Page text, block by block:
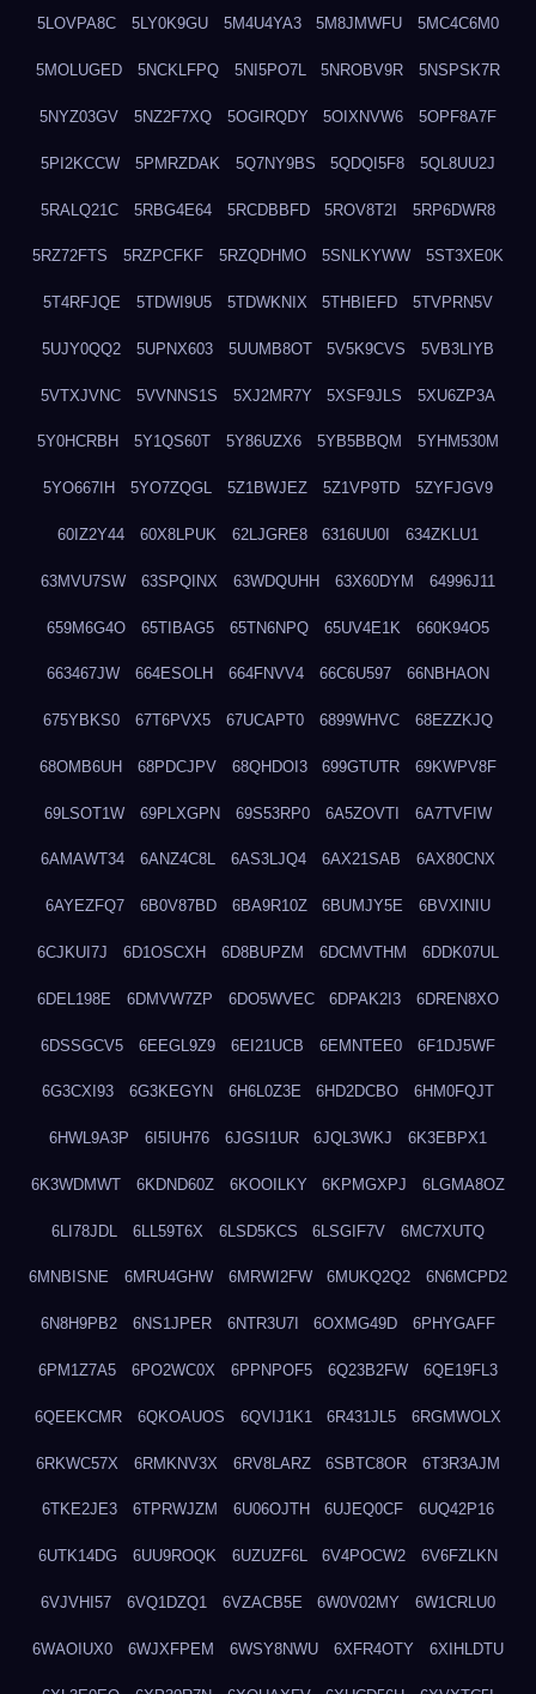
5LOVPA8C 5LY0K9GU 5M4U4YA3 5M8JMWFU 5MC4C6M0
5MOLUGED 5NCKLFPQ 5NI5PO7L 5NROBV9R 5NSPSK7R
5NYZ03GV 5NZ2F7XQ 5OGIRQDY 5OIXNVW6 5OPF8A7F
5PI2KCCW 5PMRZDAK 5Q7NY9BS 5QDQI5F8 5QL8UU2J
5RALQ21C 5RBG4E64 5RCDBBFD 5ROV8T2I 5RP6DWR8
5RZ72FTS 5RZPCFKF 5RZQDHMO 5SNLKYWW 5ST3XE0K
5T4RFJQE 5TDWI9U5 5TDWKNIX 5THBIEFD 5TVPRN5V
5UJY0QQ2 5UPNX603 5UUMB8OT 5V5K9CVS 5VB3LIYB
5VTXJVNC 5VVNNS1S 5XJ2MR7Y 5XSF9JLS 5XU6ZP3A
5Y0HCRBH 5Y1QS60T 5Y86UZX6 5YB5BBQM 5YHM530M
5YO667IH 5YO7ZQGL 5Z1BWJEZ 5Z1VP9TD 5ZYFJGV9
60IZ2Y44 60X8LPUK 62LJGRE8 6316UU0I 634ZKLU1
63MVU7SW 63SPQINX 63WDQUHH 63X60DYM 64996J11
659M6G4O 65TIBAG5 65TN6NPQ 65UV4E1K 660K94O5
663467JW 664ESOLH 664FNVV4 66C6U597 66NBHAON
675YBKS0 67T6PVX5 67UCAPT0 6899WHVC 68EZZKJQ
68OMB6UH 68PDCJPV 68QHDOI3 699GTUTR 69KWPV8F
69LSOT1W 69PLXGPN 69S53RP0 6A5ZOVTI 6A7TVFIW
6AMAWT34 6ANZ4C8L 6AS3LJQ4 6AX21SAB 6AX80CNX
6AYEZFQ7 6B0V87BD 6BA9R10Z 6BUMJY5E 6BVXINIU
6CJKUI7J 6D1OSCXH 6D8BUPZM 6DCMVTHM 6DDK07UL
6DEL198E 6DMVW7ZP 6DO5WVEC 6DPAK2I3 6DREN8XO
6DSSGCV5 6EEGL9Z9 6EI21UCB 6EMNTEE0 6F1DJ5WF
6G3CXI93 6G3KEGYN 6H6L0Z3E 6HD2DCBO 6HM0FQJT
6HWL9A3P 6I5IUH76 6JGSI1UR 6JQL3WKJ 6K3EBPX1
6K3WDMWT 6KDND60Z 6KOOILKY 6KPMGXPJ 6LGMA8OZ
6LI78JDL 6LL59T6X 6LSD5KCS 6LSGIF7V 6MC7XUTQ
6MNBISNE 6MRU4GHW 6MRWI2FW 6MUKQ2Q2 6N6MCPD2
6N8H9PB2 6NS1JPER 6NTR3U7I 6OXMG49D 6PHYGAFF
6PM1Z7A5 6PO2WC0X 6PPNPOF5 6Q23B2FW 6QE19FL3
6QEEKCMR 6QKOAUOS 6QVIJ1K1 6R431JL5 6RGMWOLX
6RKWC57X 6RMKNV3X 6RV8LARZ 6SBTC8OR 6T3R3AJM
6TKE2JE3 6TPRWJZM 6U06OJTH 6UJEQ0CF 6UQ42P16
6UTK14DG 6UU9ROQK 6UZUZF6L 6V4POCW2 6V6FZLKN
6VJVHI57 6VQ1DZQ1 6VZACB5E 6W0V02MY 6W1CRLU0
6WAOIUX0 6WJXFPEM 6WSY8NWU 6XFR4OTY 6XIHLDTU